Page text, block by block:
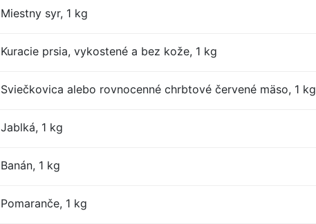
Miestny syr, 1 kg
Kuracie prsia, vykostené a bez kože, 1 kg
Sviečkovica alebo rovnocenné chrbtové červené mäso, 1 kg
Jablká, 1 kg
Banán, 1 kg
Pomaranče, 1 kg